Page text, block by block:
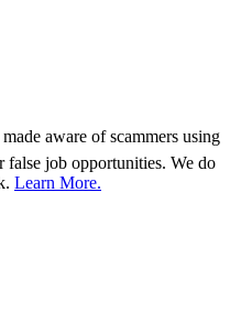
made aware of scammers using
false job opportunities. We do
Learn More.